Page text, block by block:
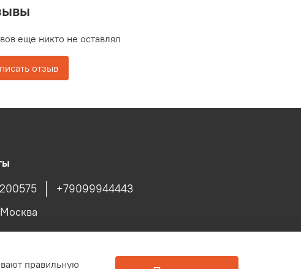
еще никто не оставлял
отзыв
+79099944443
правильную